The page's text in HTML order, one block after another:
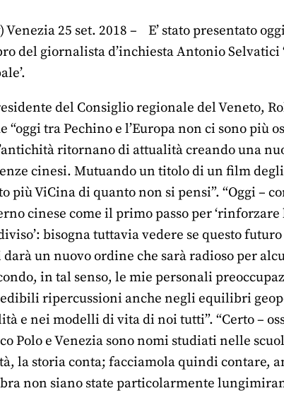
Venezia 25 set. 2018 – E’ stato presentato
del giornalista d’inchiesta Antonio Selvatici
del Consiglio regionale del Veneto,
“oggi tra Pechino e l’Europa non ci sono più
ritornano di attualità creando una
cinesi. Mutuando un titolo di un film
più ViCina di quanto non si pensi”. “Oggi –
cinese come il primo passo per
bisogna tuttavia vedere se questo
darà un nuovo ordine che sarà radioso per
in tal senso, le mie personali
ripercussioni anche negli equilibri
e nei modelli di vita di noi tutti”. “Certo –
Polo e Venezia sono nomi studiati nelle
la storia conta; facciamola quindi contare,
non siano state particolarmente